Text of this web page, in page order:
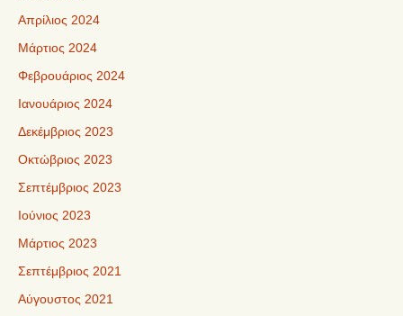
Απρίλιος 2024
Μάρτιος 2024
Φεβρουάριος 2024
Ιανουάριος 2024
Δεκέμβριος 2023
Οκτώβριος 2023
Σεπτέμβριος 2023
Ιούνιος 2023
Μάρτιος 2023
Σεπτέμβριος 2021
Αύγουστος 2021